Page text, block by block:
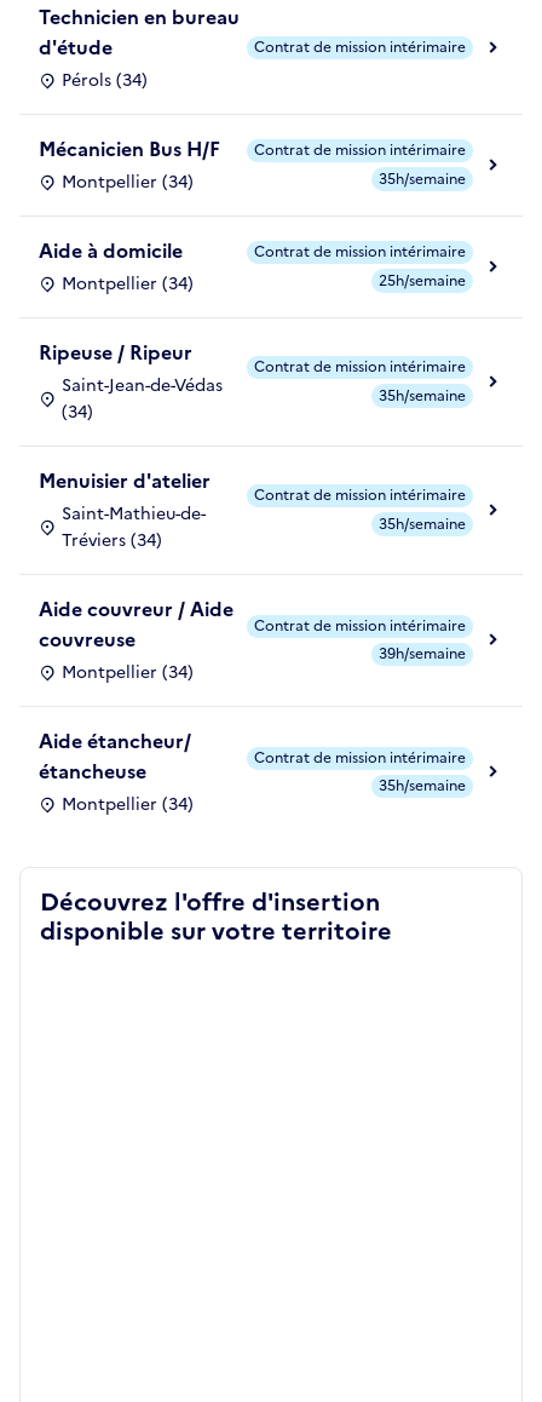
Technicien en bureau
d'étude
Pérols (34)
Contrat de mission intérimaire
Mécanicien Bus H/F
Montpellier (34)
Contrat de mission intérimaire
35h/semaine
Aide à domicile
Montpellier (34)
Contrat de mission intérimaire
25h/semaine
Ripeuse / Ripeur
Saint-Jean-de-Védas
(34)
Contrat de mission intérimaire
35h/semaine
Menuisier d'atelier
Saint-Mathieu-de-
Tréviers (34)
Contrat de mission intérimaire
35h/semaine
Aide couvreur / Aide
couvreuse
Montpellier (34)
Contrat de mission intérimaire
39h/semaine
Aide étancheur/
étancheuse
Montpellier (34)
Contrat de mission intérimaire
35h/semaine
Découvrez l'offre d'insertion
disponible sur votre territoire